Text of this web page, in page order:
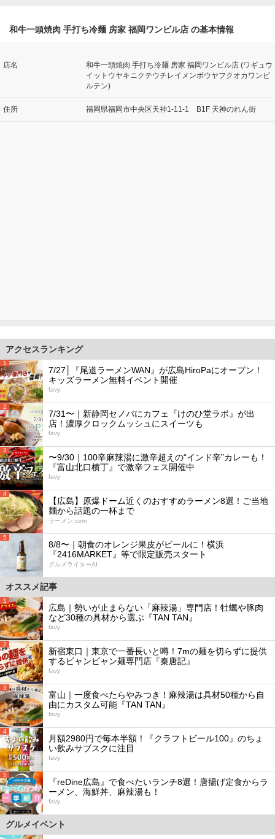
和牛一頭焼肉 手打ち冷麺 房家 福岡ワンビル店 の基本情報
店名
和牛一頭焼肉 手打ち冷麺 房家 福岡ワンビル店 (ワギュウ
イットウヤキニクテウチレイメンボウヤフクオカワンビ
ルテン)
住所 福岡県福岡市中央区天神1-11-1 B1F 天神のれん街
アクセスランキング
1
7/27│『尾道ラーメンWAN』が広島HiroPaにオープン！
キッズラーメン無料イベント開催
favy
2
7/31〜｜新静岡セノバにカフェ『けのひ堂ラボ』が出
店！濃厚クロックムッシュにスイーツも
favy
3
〜9/30｜100辛麻辣湯に激辛超えの“インド辛”カレーも！
『富山北口横丁』で激辛フェス開催中
favy
4
【広島】原爆ドーム近くのおすすめラーメン8選！ご当地
麺から話題の一杯まで
ラーメン.com
5
8/8〜｜朝食のオレンジ果皮がビールに！横浜
『2416MARKET』等で限定販売スタート
グルメライターAI
オススメ記事
1
広島｜勢いが止まらない「麻辣湯」専門店！牡蠣や豚肉
など30種の具材から選ぶ『TAN TAN』
favy
2
新宿東口｜東京で一番長いと噂！7mの麺を切らずに提供
するビャンビャン麺専門店『秦唐記』
favy
3
富山｜一度食べたらやみつき！麻辣湯は具材50種から自
由にカスタム可能『TAN TAN』
favy
4
月額2980円で毎本半額！『クラフトビール100』のちょ
い飲みサブスクに注目
favy
5
『reDine広島』で食べたいランチ8選！唐揚げ定食からラ
ーメン、海鮮丼、麻辣湯も！
favy
グルメイベント